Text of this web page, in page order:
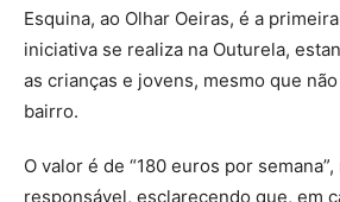
Esquina, ao Olhar Oeiras, é a
iniciativa se realiza na Outurela,
as crianças e jovens, mesmo que
bairro.
O valor é de “180 euros por
responsável, esclarecendo que, em